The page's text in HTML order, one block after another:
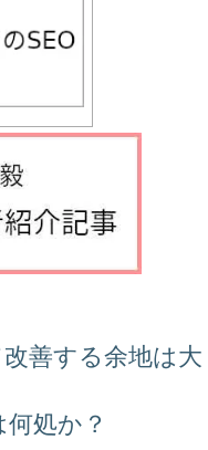
善する余地は大
処か？